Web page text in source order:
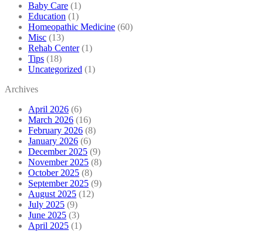
Baby Care (1)
Education (1)
Homeopathic Medicine (60)
Misc (13)
Rehab Center(1)
Tips (18)
Uncategorized (1)
Archives
April 2026 (6)
March 2026 (16)
February 2026 (8)
January 2026 (6)
December 2025 (9)
November 2025 (8)
October 2025 (8)
September 2025 (9)
August 2025 (12)
July 2025 (9)
June 2025 (3)
April 2025 (1)